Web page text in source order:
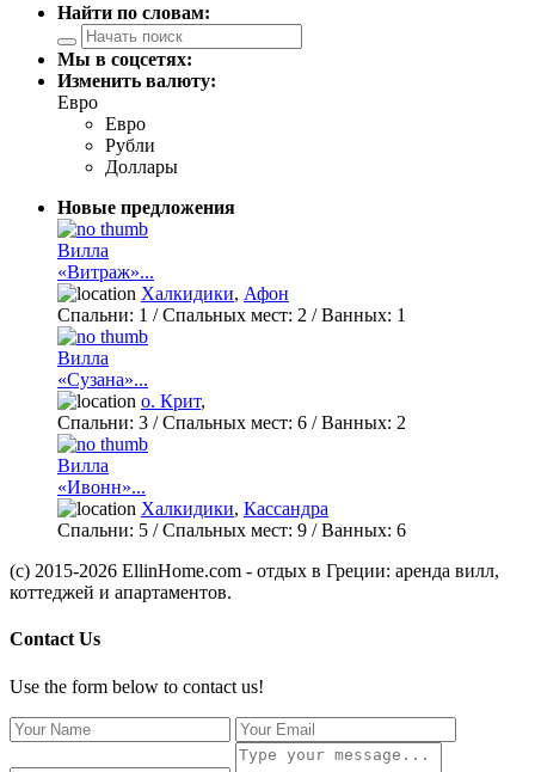
Найти по словам:
Мы в соцсетях:
Изменить валюту:
Евро
Евро
Рубли
Доллары
Новые предложения
Вилла
«Витраж»...
Халкидики, Афон
Спальни: 1 / Спальных мест: 2 /Ванных: 1
Вилла
«Сузана»...
о. Крит,
Спальни: 3 / Спальных мест: 6 /Ванных: 2
Вилла
«Ивонн»...
Халкидики, Кассандра
Спальни: 5 / Спальных мест: 9 /Ванных: 6
(c) 2015-2026 EllinHome.com - отдых в Греции: аренда вилл,
коттеджей и апартаментов.
Contact Us
Use the form below to contact us!